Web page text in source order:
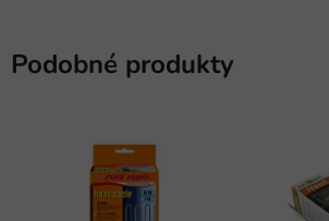
Podobné produkty